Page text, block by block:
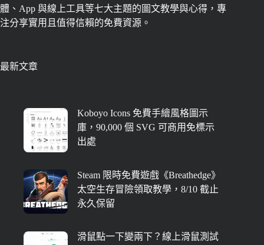
體、App 與線上工具等七大主題的圖文教學與心得，專
注分享實用且值得信賴的免費資源。
最新文章
Koboyo Icons 免費手繪風格圖示
庫，90,000 個 SVG 可商用免標示
出處
Steam 限時免費遊戲《Breathedge》
太空生存冒險領取教學，8/10 截止
永久保留
滑鼠點一下變兩下？線上滑鼠測試